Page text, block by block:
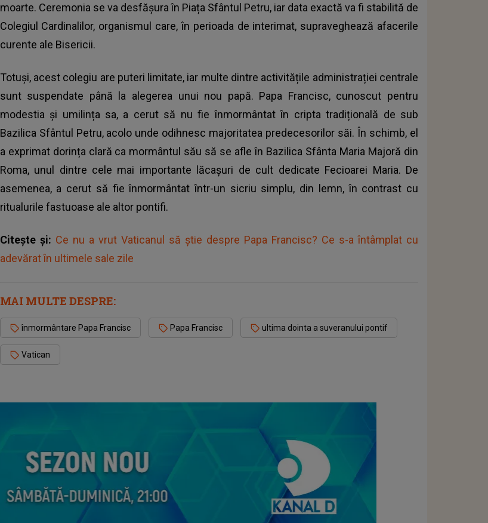
moarte. Ceremonia se va desfășura în Piața Sfântul Petru, iar data exactă va fi stabilită de
Colegiul Cardinalilor, organismul care, în perioada de interimat, supraveghează afacerile
curente ale Bisericii.
Totuși, acest colegiu are puteri limitate, iar multe dintre activitățile administrației centrale
sunt suspendate până la alegerea unui nou papă. Papa Francisc, cunoscut pentru
modestia și umilința sa, a cerut să nu fie înmormântat în cripta tradițională de sub
Bazilica Sfântul Petru, acolo unde odihnesc majoritatea predecesorilor săi. În schimb, el
a exprimat dorința clară ca mormântul său să se afle în Bazilica Sfânta Maria Majoră din
Roma, unul dintre cele mai importante lăcașuri de cult dedicate Fecioarei Maria. De
asemenea, a cerut să fie înmormântat într-un sicriu simplu, din lemn, în contrast cu
ritualurile fastuoase ale altor pontifi.
Citește și: Ce nu a vrut Vaticanul să știe despre Papa Francisc? Ce s-a întâmplat cu
adevărat în ultimele sale zile
MAI MULTE DESPRE:
înmormântare Papa Francisc Papa Francisc ultima dointa a suveranului pontif
Vatican